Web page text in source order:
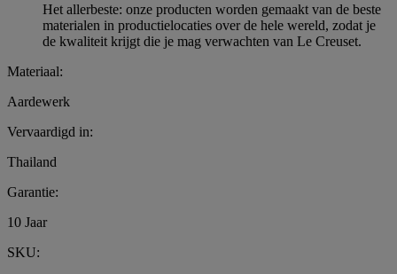
Het allerbeste: onze producten worden gemaakt van de beste
materialen in productielocaties over de hele wereld, zodat je
de kwaliteit krijgt die je mag verwachten van Le Creuset.
Materiaal:
Aardewerk
Vervaardigd in:
Thailand
Garantie:
10 Jaar
SKU: